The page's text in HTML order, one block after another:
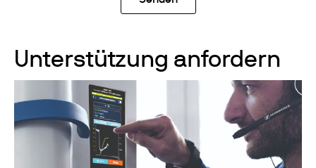
Unterstützung anfordern